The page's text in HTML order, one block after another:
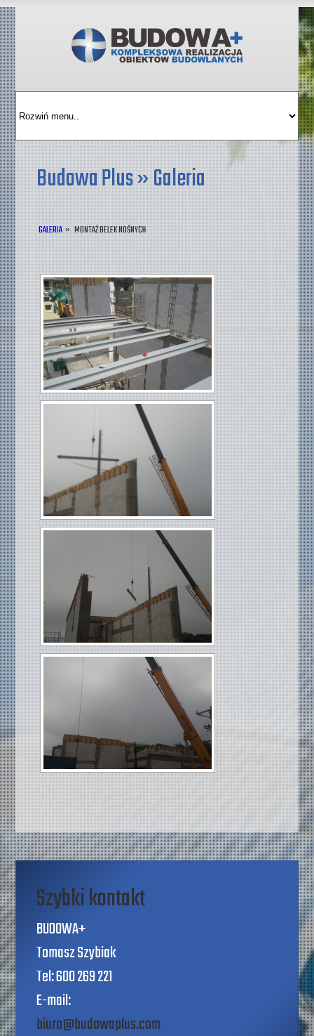
Image 01
Image 02
Budowa Plus » Galeria
GALERIA » MONTAŻ BELEK NOŚNYCH
Szybki kontakt
BUDOWA+
Tomasz Szybiak
Tel: 600 269 221
E-mail:
biuro@budowaplus.com